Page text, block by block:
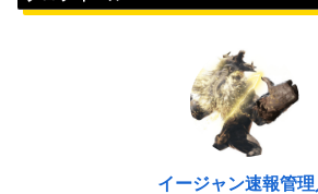
イージャン速報管理